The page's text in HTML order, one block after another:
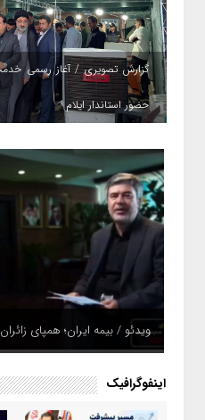
گزارش تصویری / آغاز رسمی
حضور استاندار ایلام
ویدئو / بیمه ایران؛ همپای زائران
اینفوگرافیک